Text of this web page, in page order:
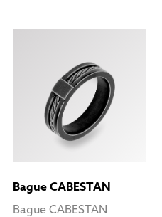
Bague CABESTAN
Bague CABESTAN